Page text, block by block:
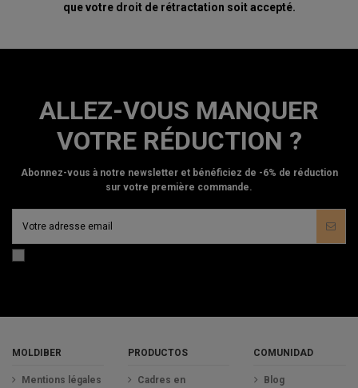
que votre droit de rétractation soit accepté.
ALLEZ-VOUS MANQUER
VOTRE RÉDUCTION ?
Abonnez-vous à notre newsletter et bénéficiez de -6% de réduction
sur votre première commande.
MOLDIBER
Mentions légales
PRODUCTOS
Cadres en
COMUNIDAD
Blog